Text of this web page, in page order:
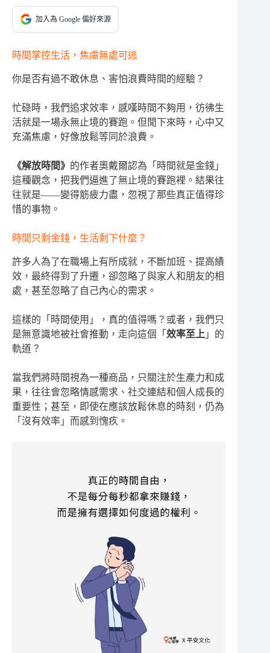
加入為 Google 偏好來源
時間掌控生活，焦慮無處可逃
你是否有過不敢休息、害怕浪費時間的經驗？
忙碌時，我們追求效率，感嘆時間不夠用，彷彿生
活就是一場永無止境的賽跑。但閒下來時，心中又
充滿焦慮，好像放鬆等同於浪費。
《解放時間》 的作者奧戴爾認為「時間就是金錢」
這種觀念，把我們逼進了無止境的賽跑裡。結果往
往就是——變得筋疲力盡，忽視了那些真正值得珍
惜的事物。
時間只剩金錢，生活剩下什麼？
許多人為了在職場上有所成就，不斷加班、提高績
效，最終得到了升遷，卻忽略了與家人和朋友的相
處，甚至忽略了自己內心的需求。
這樣的「時間使用」，真的值得嗎？或者，我們只
是無意識地被社會推動，走向這個「 效率至上 」的
軌道？
當我們將時間視為一種商品，只關注於生產力和成
果，往往會忽略情感需求、社交連結和個人成長的
重要性；甚至，即使在應該放鬆休息的時刻，仍為
「沒有效率」而感到愧疚。